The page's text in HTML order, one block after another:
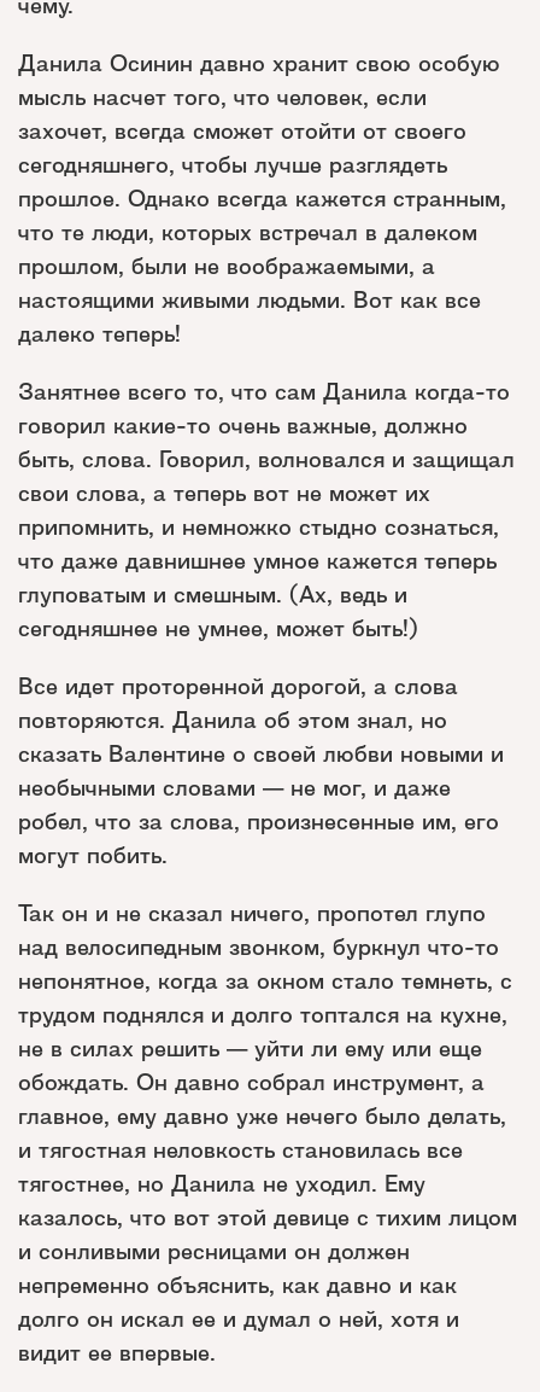
Данила Осинин давно хранит свою особую
мысль насчет того, что человек, если
захочет, всегда сможет отойти от своего
сегодняшнего, чтобы лучше разглядеть
прошлое. Однако всегда кажется странным,
что те люди, которых встречал в далеком
прошлом, были не воображаемыми, а
настоящими живыми людьми. Вот как все
далеко теперь!
Занятнее всего то, что сам Данила когда-то
говорил какие-то очень важные, должно
быть, слова. Говорил, волновался и защищал
свои слова, а теперь вот не может их
припомнить, и немножко стыдно сознаться,
что даже давнишнее умное кажется теперь
глуповатым и смешным. (Ах, ведь и
сегодняшнее не умнее, может быть!)
Все идет проторенной дорогой, а слова
повторяются. Данила об этом знал, но
сказать Валентине о своей любви новыми и
необычными словами — не мог, и даже
робел, что за слова, произнесенные им, его
могут побить.
Так он и не сказал ничего, пропотел глупо
над велосипедным звонком, буркнул что-то
непонятное, когда за окном стало темнеть, с
трудом поднялся и долго топтался на кухне,
не в силах решить — уйти ли ему или еще
обождать. Он давно собрал инструмент, а
главное, ему давно уже нечего было делать,
и тягостная неловкость становилась все
тягостнее, но Данила не уходил. Ему
казалось, что вот этой девице с тихим лицом
и сонливыми ресницами он должен
непременно объяснить, как давно и как
долго он искал ее и думал о ней, хотя и
видит ее впервые.